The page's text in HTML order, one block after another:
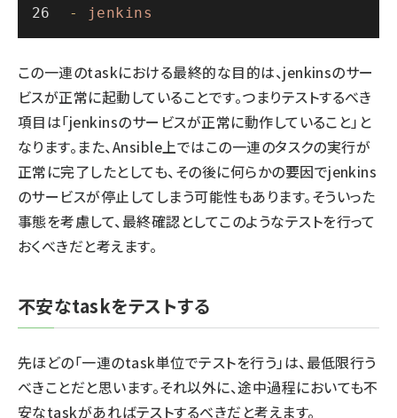
-
jenkins
この一連のtaskにおける最終的な目的は、jenkinsのサー
ビスが正常に起動していることです。つまりテストするべき
項目は「jenkinsのサービスが正常に動作していること」と
なります。また、Ansible上ではこの一連のタスクの実行が
正常に完了したとしても、その後に何らかの要因でjenkins
のサービスが停止してしまう可能性もあります。そういった
事態を考慮して、最終確認としてこのようなテストを行って
おくべきだと考えます。
不安なtaskをテストする
先ほどの「一連のtask単位でテストを行う」は、最低限行う
べきことだと思います。それ以外に、途中過程においても不
安なtaskがあればテストするべきだと考えます。